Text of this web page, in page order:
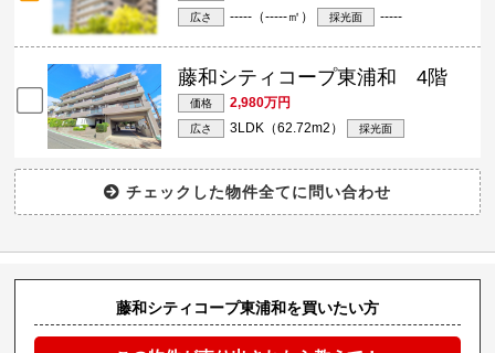
広さ -----（-----㎡） 採光面 -----
藤和シティコープ東浦和 4階
価格 2,980万円
広さ 3LDK（62.72m2 ） 採光面
藤和シティコープ東浦和を買いたい方